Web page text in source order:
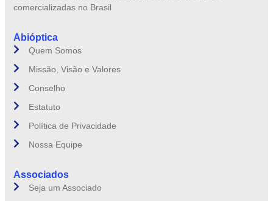
comercializadas no Brasil
Abióptica
Quem Somos
Missão, Visão e Valores
Conselho
Estatuto
Política de Privacidade
Nossa Equipe
Associados
Seja um Associado